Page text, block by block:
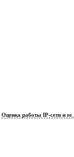
Оценка работы IP-сети и ее